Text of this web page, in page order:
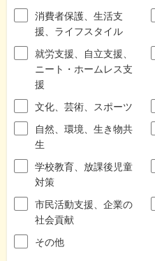
消費者保護、生活支
援、ライフスタイル
就労支援、自立支援、
ニート・ホームレス支
援
文化、芸術、スポーツ
自然、環境、生き物共
生
学校教育、放課後児童
対策
市民活動支援、企業の
社会貢献
その他